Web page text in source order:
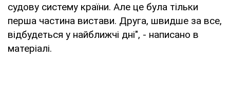
судову систему країни. Але це була тільки
перша частина вистави. Друга, швидше за все,
відбудеться у найближчі дні", - написано в
матеріалі.